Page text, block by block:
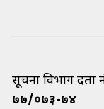
सूचना विभाग दर्ता
७७/०७३-७४